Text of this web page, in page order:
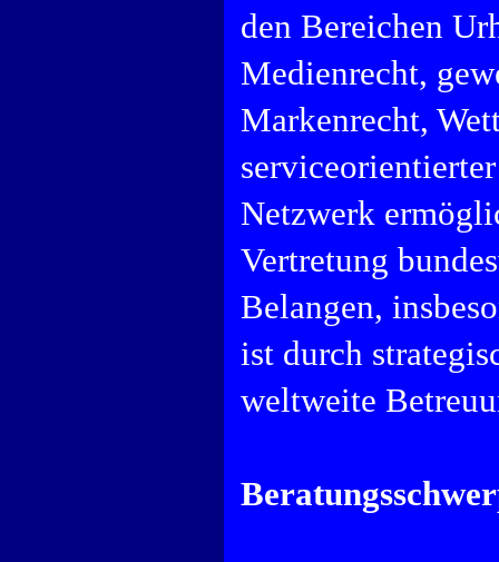
den Bereichen
Medienrecht,
Markenrecht,
Netzwerk
Vertretung
Belangen,
ist durch
weltweite